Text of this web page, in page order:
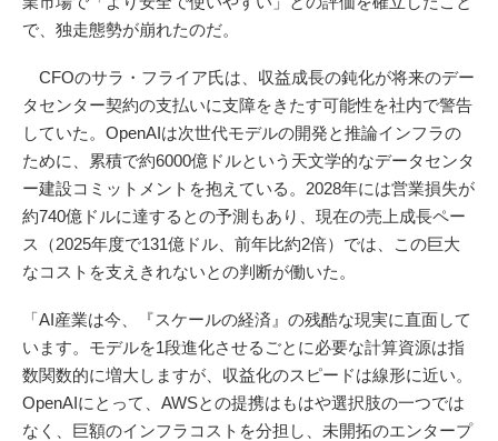
で、独走態勢が崩れたのだ。
CFOのサラ・フライア氏は、収益成長の鈍化が将来のデー
タセンター契約の支払いに支障をきたす可能性を社内で警告
していた。OpenAIは次世代モデルの開発と推論インフラの
ために、累積で約6000億ドルという天文学的なデータセンタ
ー建設コミットメントを抱えている。2028年には営業損失が
約740億ドルに達するとの予測もあり、現在の売上成長ペー
ス（2025年度で131億ドル、前年比約2倍）では、この巨大
なコストを支えきれないとの判断が働いた。
「AI産業は今、『スケールの経済』の残酷な現実に直面して
います。モデルを1段進化させるごとに必要な計算資源は指
数関数的に増大しますが、収益化のスピードは線形に近い。
OpenAIにとって、AWSとの提携はもはや選択肢の一つでは
なく、巨額のインフラコストを分担し、未開拓のエンタープ